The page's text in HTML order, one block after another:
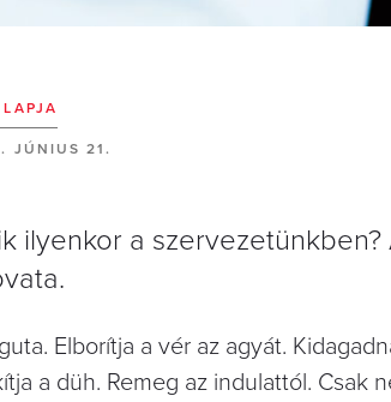
JÚNIUS 21.
ilyenkor a
Elborítja a vér az agyát.
a düh. Remeg az indulattól. Csak